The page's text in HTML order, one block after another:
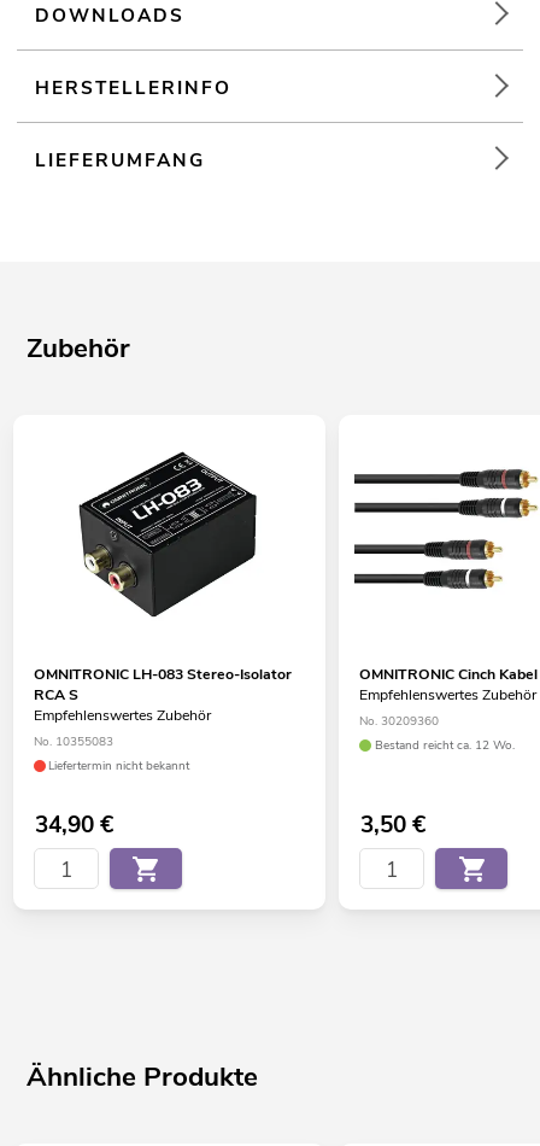
DOWNLOADS
HERSTELLERINFO
LIEFERUMFANG
Zubehör
OMNITRONIC LH-083 Stereo-Isolator
RCA S
Empfehlenswertes Zubehör
No. 10355083
Liefertermin nicht bekannt
34,90€
OMNITRONIC Cinch
Empfehlenswertes Zubehör
No. 30209360
Bestand reicht ca. 12 Wo.
3,50€
Ähnliche Produkte